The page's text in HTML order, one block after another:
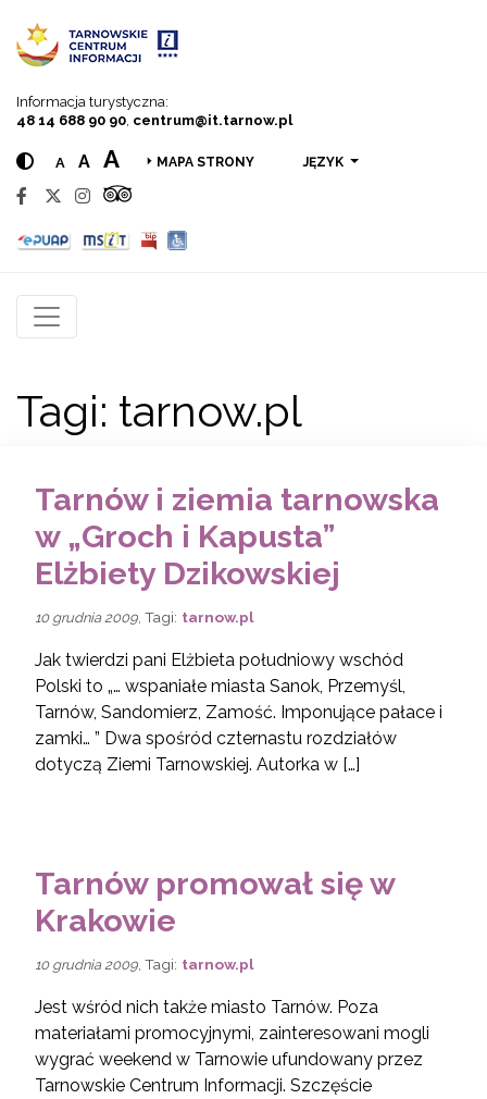
Informacja turystyczna:
48 14 688 90 90 centrum@it.tarnow.pl
A A A MAPA STRONY JĘZYK
Tagi: tarnow.pl
Tarnów i ziemia tarnowska
w „Groch i Kapusta”
Elżbiety Dzikowskiej
10 grudnia 2009 , Tagi: tarnow.pl
Jak twierdzi pani Elżbieta południowy wschód
Polski to „… wspaniałe miasta Sanok, Przemyśl,
Tarnów, Sandomierz, Zamość. Imponujące pałace i
zamki… ” Dwa spośród czternastu rozdziałów
dotyczą Ziemi Tarnowskiej. Autorka w […]
Tarnów promował się w
Krakowie
10 grudnia 2009 , Tagi: tarnow.pl
Jest wśród nich także miasto Tarnów. Poza
materiałami promocyjnymi, zainteresowani mogli
wygrać weekend w Tarnowie ufundowany przez
Tarnowskie Centrum Informacji. Szczęście